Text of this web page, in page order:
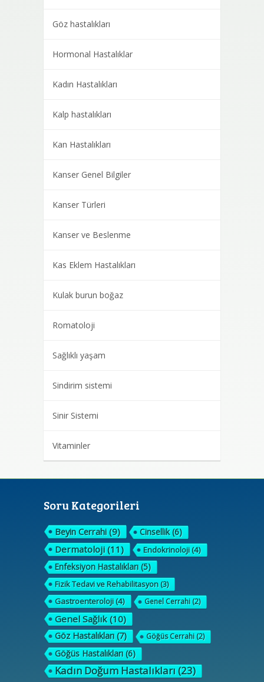
Göz hastalıkları
Hormonal Hastalıklar
Kadın Hastalıkları
Kalp hastalıkları
Kan Hastalıkları
Kanser Genel Bilgiler
Kanser Türleri
Kanser ve Beslenme
Kas Eklem Hastalıkları
Kulak burun boğaz
Romatoloji
Sağlıklı yaşam
Sindirim sistemi
Sinir Sistemi
Vitaminler
Soru Kategorileri
Beyin Cerrahi(9) Cinsellik(6)
Dermatoloji(11) Endokrinoloji(4)
Enfeksiyon Hastalıkları(5)
Fizik Tedavi ve Rehabilitasyon(3)
Gastroenteroloji(4) Genel Cerrahi(2)
Genel Sağlık(10)
Göz Hastalıkları(7) Göğüs Cerrahi(2)
Göğüs Hastalıkları(6)
Kadın Doğum Hastalıkları(23)